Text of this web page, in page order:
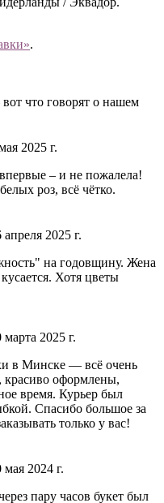
.
что говорят о нашем
2025 г.
– и не пожалела!
роз, всё чётко.
апреля 2025 г.
на годовщину. Жена
Хотя цветы
марта 2025 г.
в Минске — всё очень
красиво оформлены,
время. Курьер был
Спасибо большое за
только у вас!
мая 2024 г.
пару часов букет был